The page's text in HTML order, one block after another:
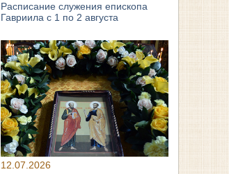
Расписание служения епископа
Гавриила с 1 по 2 августа
12.07.2026